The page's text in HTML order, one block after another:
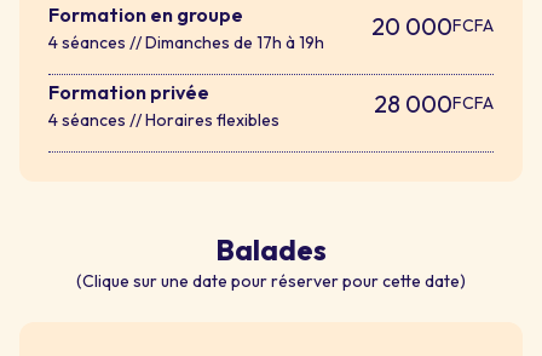
Formation en groupe
4 séances // Dimanches de 17h à 19h
20 000FCFA
Formation privée
4 séances // Horaires flexibles
28 000FCFA
Balades
(Clique sur une date pour réserver pour cette date)